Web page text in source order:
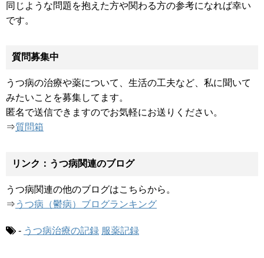
同じような問題を抱えた方や関わる方の参考になれば幸い
です。
質問募集中
うつ病の治療や薬について、生活の工夫など、私に聞いて
みたいことを募集してます。
匿名で送信できますのでお気軽にお送りください。
⇒質問箱
リンク：うつ病関連のブログ
うつ病関連の他のブログはこちらから。
⇒ うつ病（鬱病）ブログランキング
- うつ病治療の記録 服薬記録